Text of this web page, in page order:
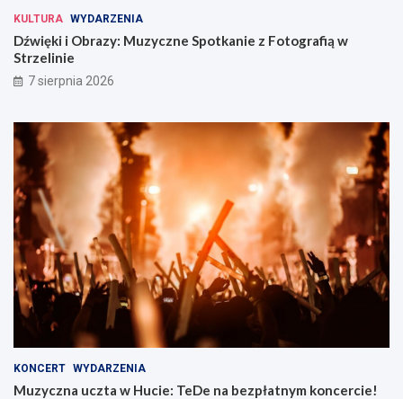
KULTURA WYDARZENIA
Dźwięki i Obrazy: Muzyczne Spotkanie z Fotografią w
Strzelinie
7 sierpnia 2026
KONCERT WYDARZENIA
Muzyczna uczta w Hucie: TeDe na bezpłatnym koncercie!